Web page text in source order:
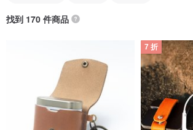
找到 170 件商品
7 折